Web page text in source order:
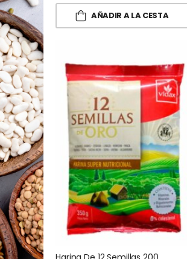
AÑADIR A LA CESTA